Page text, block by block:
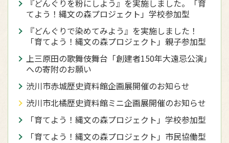
『どんぐりを粉にしよう』を実施しました。「育
てよう！縄文の森プロジェクト」学校参加型
『どんぐりで染めてみよう』を実施しました！
「育てよう！縄文の森プロジェクト」親子参加型
上三原田の歌舞伎舞台「創建者150年大遠忌公演」
への寄附のお願い
渋川市赤城歴史資料館企画展開催のお知らせ
渋川市北橘歴史資料館ミニ企画展開催のお知らせ
「育てよう！縄文の森プロジェクト」学校参加型
「育てよう！縄文の森プロジェクト」市民協働型